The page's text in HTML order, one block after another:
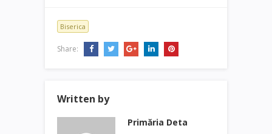
Biserica
Share:
Written by
Primăria Deta